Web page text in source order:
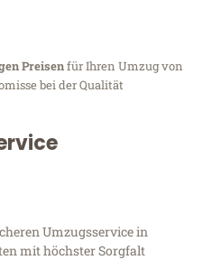
Preisenfür Ihren Umzug von
bei der Qualität
Umzugsservice in
mit höchster Sorgfalt